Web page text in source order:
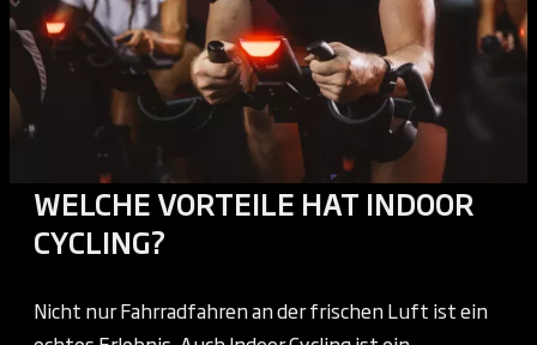
WELCHE VORTEILE HAT INDOOR
CYCLING?
Nicht nur Fahrradfahren an der frischen Luft ist ein